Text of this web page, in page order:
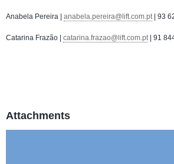
Anabela Pereira | anabela.pereira@lift.com.pt| 93
Catarina Frazão | catarina.frazao@lift.com.pt| 91
Attachments